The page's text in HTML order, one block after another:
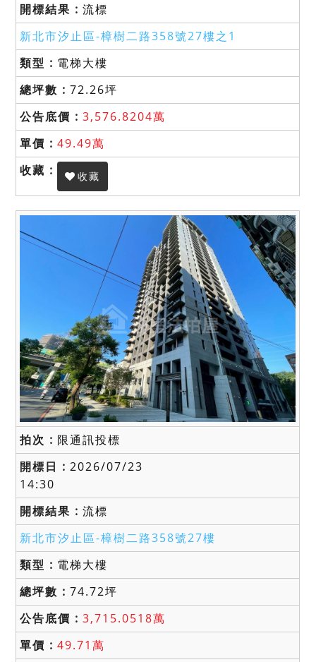
流標
新北市汐止區-樟樹二路358號27樓之1
電梯大樓
72.26坪
3,576.8204萬
49.49萬
收藏
限通訊投標
2026/07/23
14:30
流標
新北市汐止區-樟樹二路358號27樓
電梯大樓
74.72坪
3,715.0518萬
49.71萬